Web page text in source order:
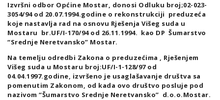
Izvršni odbor Općine Mostar, donosi Odluku broj;02-023-
3054/94 od 20.07.1994.godine o rekonstrukciji preduzeća
koje nastavlja rad na osnovu Rješenja Višeg suda u
Mostaru br.UF/I-170/94 od 26.11.1994. kao DP Šumarstvo
“Srednje Neretvansko” Mostar.
Na temelju odredbi Zakona o preduzećima , Rješenjem
Višeg suda u Mostaru broj:UF/I-1-128/97 od
04.04.1997.godine, izvršeno je usaglašavanje društva sa
pomenutim Zakonom, od kada ovo društvo posluje pod
nazivom “Šumarstvo Srednje Neretvansko” d.o.o.Mostar.